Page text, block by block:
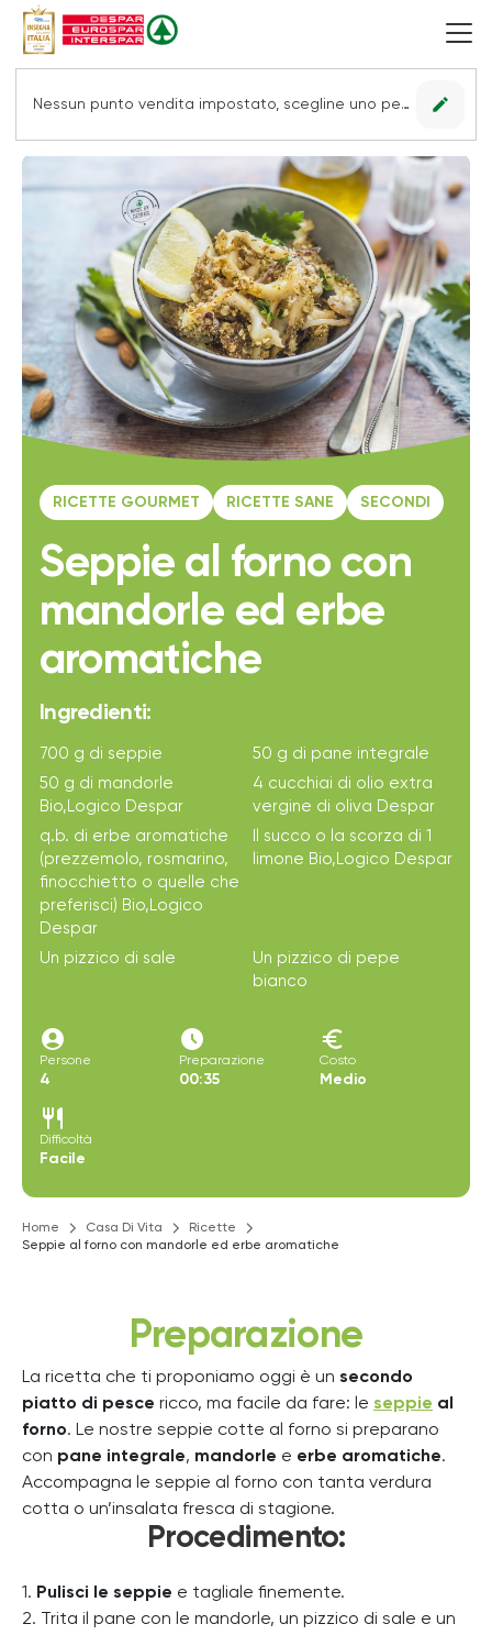
Nessun punto vendita impostato, scegline uno per vedere le offerte. edit
RICETTE GOURMET RICETTE SANE SECONDI
Seppie al forno con
mandorle ed erbe
aromatiche
Ingredienti:
700 g di seppie
50 g di pane integrale
50 g di mandorle
Bio,Logico Despar
4 cucchiai di olio extra
vergine di oliva Despar
q.b. di erbe aromatiche
(prezzemolo, rosmarino,
finocchietto o quelle che
preferisci) Bio,Logico
Despar
Il succo o la scorza di 1
limone Bio,Logico Despar
Un pizzico di sale
Un pizzico di pepe
bianco
account_circle
Persone
4
access_time_filled
Preparazione
00:35
euro
Costo
Medio
restaurant
Difficoltà
Facile
Home Casa Di Vita
Ricette
Seppie al forno con mandorle ed erbe aromatiche
Preparazione
La ricetta che ti proponiamo oggi è un secondo
piatto di pesce ricco, ma facile da fare: le seppie al
forno. Le nostre seppie cotte al forno si preparano
con pane integrale, mandorle e erbe aromatiche.
Accompagna le seppie al forno con tanta verdura
cotta o un’insalata fresca di stagione.
Procedimento:
1. Pulisci le seppie e tagliale finemente.
2. Trita il pane con le mandorle, un pizzico di sale e un